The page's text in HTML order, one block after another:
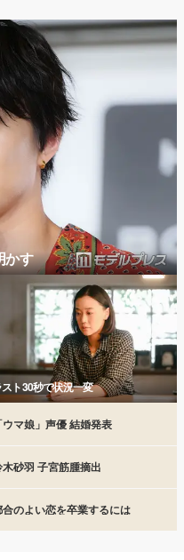
かす
スト30秒で状況一変
ウマ娘」声優 結婚発表
砂羽 子宮筋腫摘出
合のよい恋を卒業するには